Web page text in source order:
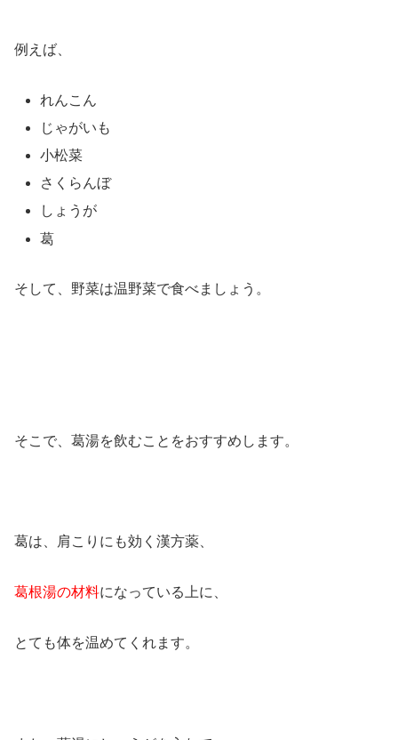
例えば、
れんこん
じゃがいも
小松菜
さくらんぼ
しょうが
葛
そして、野菜は温野菜で食べましょう。
そこで、葛湯を飲むことをおすすめします。
葛は、肩こりにも効く漢方薬、
葛根湯の材料になっている上に、
とても体を温めてくれます。